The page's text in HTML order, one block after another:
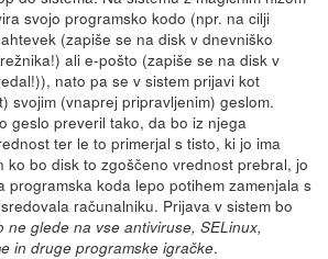
svojo programsko kodo (npr. na cilji
(zapiše se na disk v dnevniško
ali e-pošto (zapiše se na disk v
nato pa se v sistem prijavi kot
svojim (vnaprej pripravljenim) geslom.
geslo preveril tako, da bo iz njega
ter le to primerjal s tisto, ki jo ima
ko bo disk to zgoščeno vrednost prebral, jo
programska koda lepo potihem zamenjala s
računalniku. Prijava v sistem bo
ne glede na vse antiviruse, SELinux,
in druge programske igračke.